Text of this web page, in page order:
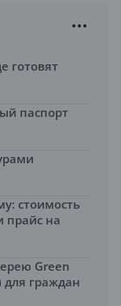
готовят
паспорт
стоимость
прайс на
Green
для граждан